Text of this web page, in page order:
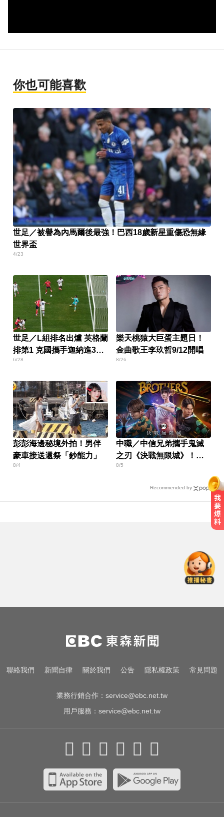
你也可能喜歡
世足／被譽為內馬爾後最強！巴西18歲新星重傷恐無緣
世界盃
4/23
世足／L組排名出爐 英格蘭
排第1 克國攜手迦納進32
強
6/28
樂天桃猿大巨蛋主題日！
金曲歌王李玖哲9/12開唱
8/26
彭彭海邊秘境外拍！男伴
豪車接送還祭「鈔能力」
8/4
中職／中信兄弟攜手鬼滅
之刃《決戰無限城》！門
票這天開搶
8/5
Recommended by
回歸V8手排
白海豚颱風移動變慢！專家：影響
時間拉長 北台恐迎狂風暴雨
台中恐怖車禍！婦人遭大貨車猛撞
聯絡我們 新聞自律 關於我們 公告 隱私權政策 常見問題
業務行銷合作： service@ebc.net.tw
用戶服務： service@ebc.net.tw